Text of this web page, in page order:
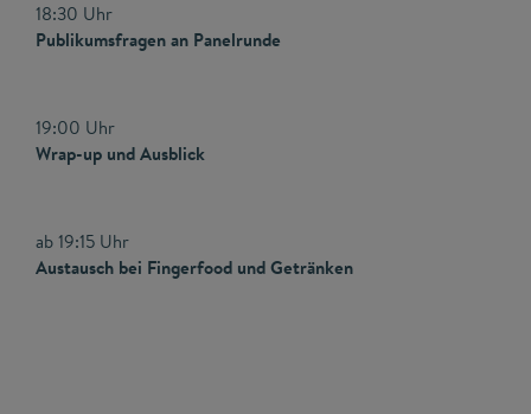
18:30 Uhr
Publikumsfragen an Panelrunde
19:00 Uhr
Wrap-up und Ausblick
ab 19:15 Uhr
Austausch bei Fingerfood und Getränken